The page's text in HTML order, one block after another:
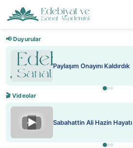
📢 Duyurular
Paylaşım Onayını Kaldırdık
🎬 Videolar
Sabahattin Ali Hazin Hayatı